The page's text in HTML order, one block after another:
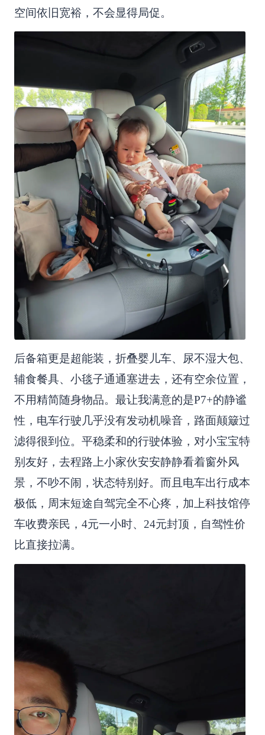
空间依旧宽裕，不会显得局促。
后备箱更是超能装，折叠婴儿车、尿不湿大包、
辅食餐具、小毯子通通塞进去，还有空余位置，
不用精简随身物品。最让我满意的是P7+的静谧
性，电车行驶几乎没有发动机噪音，路面颠簸过
滤得很到位。平稳柔和的行驶体验，对小宝宝特
别友好，去程路上小家伙安安静静看着窗外风
景，不吵不闹，状态特别好。而且电车出行成本
极低，周末短途自驾完全不心疼，加上科技馆停
车收费亲民，4元一小时、24元封顶，自驾性价
比直接拉满。